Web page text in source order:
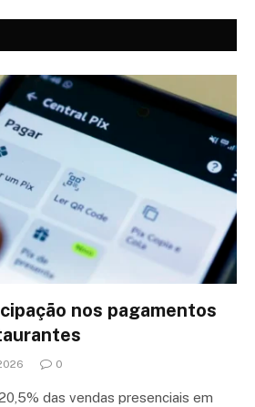
nos pagamentos
0
das vendas presenciais em